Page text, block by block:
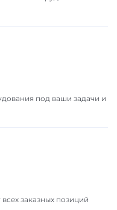
под ваши задачи и
заказных позиций